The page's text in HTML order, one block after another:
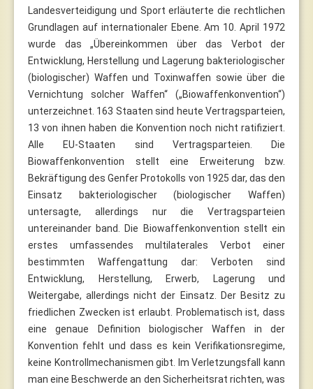
Landesverteidigung und Sport erläuterte die rechtlichen
Grundlagen auf internationaler Ebene. Am 10. April 1972
wurde das „Übereinkommen über das Verbot der
Entwicklung, Herstellung und Lagerung bakteriologischer
(biologischer) Waffen und Toxinwaffen sowie über die
Vernichtung solcher Waffen“ („Biowaffenkonvention“)
unterzeichnet. 163 Staaten sind heute Vertragsparteien,
13 von ihnen haben die Konvention noch nicht ratifiziert.
Alle EU-Staaten sind Vertragsparteien. Die
Biowaffenkonvention stellt eine Erweiterung bzw.
Bekräftigung des Genfer Protokolls von 1925 dar, das den
Einsatz bakteriologischer (biologischer Waffen)
untersagte, allerdings nur die Vertragsparteien
untereinander band. Die Biowaffenkonvention stellt ein
erstes umfassendes multilaterales Verbot einer
bestimmten Waffengattung dar: Verboten sind
Entwicklung, Herstellung, Erwerb, Lagerung und
Weitergabe, allerdings nicht der Einsatz. Der Besitz zu
friedlichen Zwecken ist erlaubt. Problematisch ist, dass
eine genaue Definition biologischer Waffen in der
Konvention fehlt und dass es kein Verifikationsregime,
keine Kontrollmechanismen gibt. Im Verletzungsfall kann
man eine Beschwerde an den Sicherheitsrat richten, was